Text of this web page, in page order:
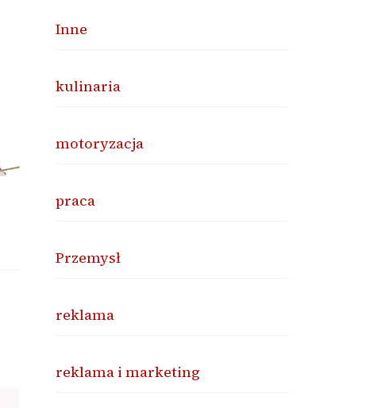
Inne
kulinaria
motoryzacja
praca
Przemysł
reklama
reklama i marketing